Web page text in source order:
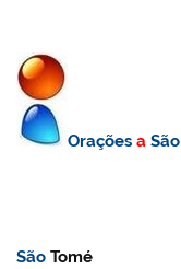
Orações aSão
São Tomé